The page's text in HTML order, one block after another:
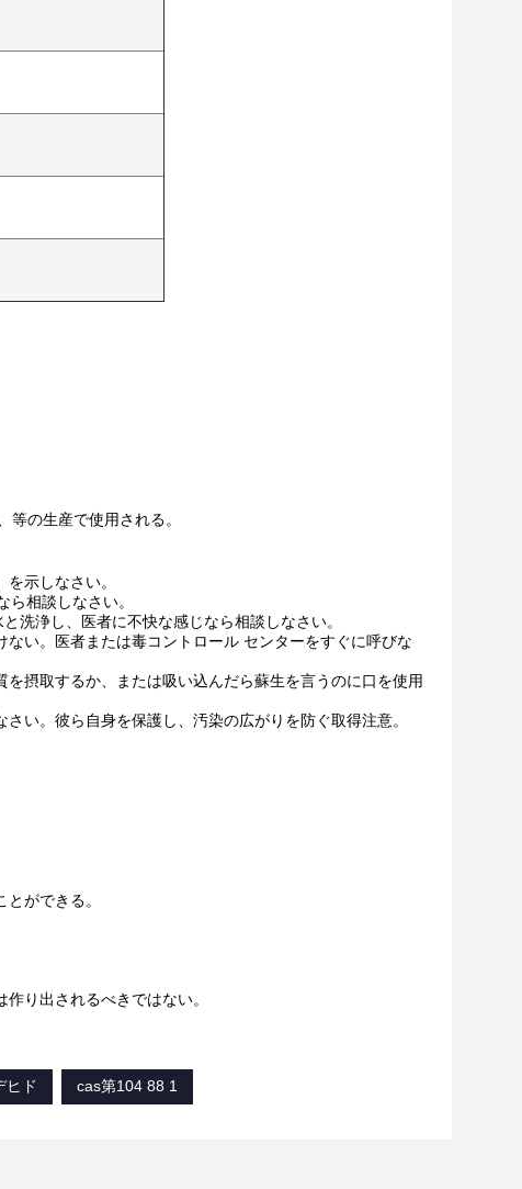
の生産で使用される。
示しなさい。
相談しなさい。
洗浄し、医者に不快な感じなら相談しなさい。
い。医者または毒コントロール センターをすぐに呼びな
摂取するか、または吸い込んだら蘇生を言うのに口を使用
い。彼ら自身を保護し、汚染の広がりを防ぐ取得注意。
ができる。
り出されるべきではない。
ヒド cas第104 88 1